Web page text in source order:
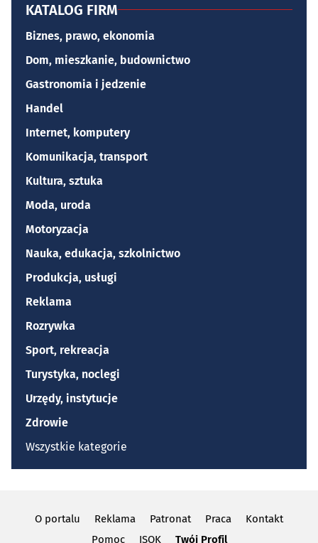
KATALOG FIRM
Biznes, prawo, ekonomia
Dom, mieszkanie, budownictwo
Gastronomia i jedzenie
Handel
Internet, komputery
Komunikacja, transport
Kultura, sztuka
Moda, uroda
Motoryzacja
Nauka, edukacja, szkolnictwo
Produkcja, usługi
Reklama
Rozrywka
Sport, rekreacja
Turystyka, noclegi
Urzędy, instytucje
Zdrowie
Wszystkie kategorie
O portalu Reklama Patronat Praca
Kontakt
Pomoc
ISOK Twój Profil